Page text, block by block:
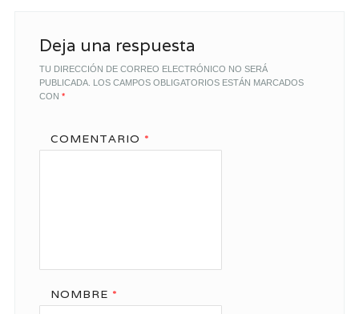
Deja una respuesta
TU DIRECCIÓN DE CORREO ELECTRÓNICO NO SERÁ
PUBLICADA. LOS CAMPOS OBLIGATORIOS ESTÁN MARCADOS
CON *
COMENTARIO *
NOMBRE *